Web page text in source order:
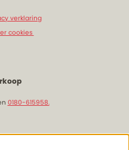
verklaring
cookies
0180-615958.